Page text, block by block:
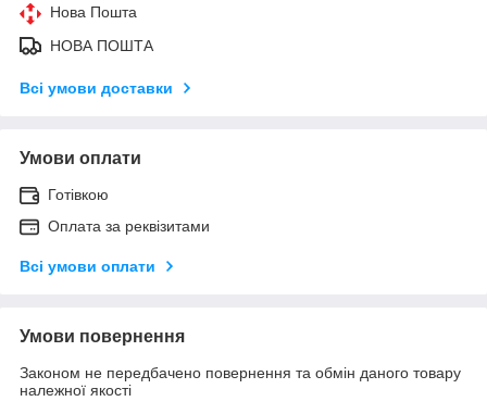
Нова Пошта
НОВА ПОШТА
Всі умови доставки
Умови оплати
Готівкою
Оплата за реквізитами
Всі умови оплати
Умови повернення
Законом не передбачено повернення та обмін даного товару
належної якості